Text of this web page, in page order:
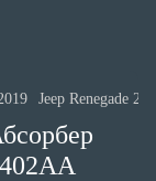
Jeep Renegade